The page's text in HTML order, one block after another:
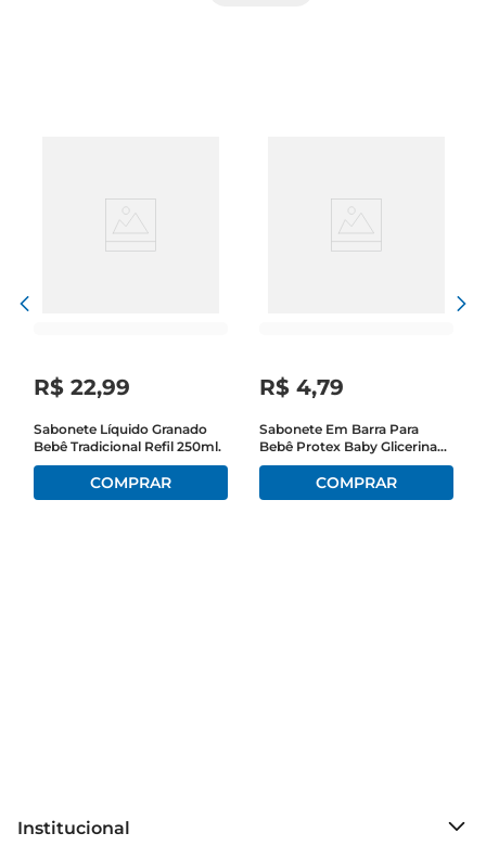
sensível dos bebês, o sabonete é hipoalergênico e
higiene diária.
Aromaterapia para relaxamento
Com um perfume suave e calmante, o Sabonete
Johnson's Baby Hora do Sono é ideal para criar
Aroma: Suave e relaxante
R$ 22,99
Sabonete Líquido Granado
Bebê Tradicional Refil 250ml.
R$ 4,79
Sabonete Em Barra Para
Bebê Protex Baby Glicerina
Natural 85g
Institucional